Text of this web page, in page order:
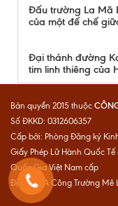
Đấu trường La Mã
của một đế chế
Đại thánh đường
tim linh thiêng của
Bản quyền 2015 thuộc
Số ĐKKD: 0312606357
Cấp bởi: Phòng Đăng ký
Giấy Phép Lữ Hành Quốc
Quốc Gia Việt Nam cấp
Địa chỉ: 1A Công Trường Mê